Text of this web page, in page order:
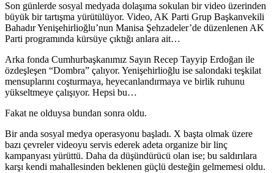
Son günlerde sosyal medyada dolaşıma sokulan bir video üzerinden
büyük bir tartışma yürütülüyor. Video, AK Parti Grup Başkanvekili
Bahadır Yenişehirlioğlu’nun Manisa Şehzadeler’de düzenlenen AK
Parti programında kürsüye çıktığı anlara ait…
Arka fonda Cumhurbaşkanımız Sayın Recep Tayyip Erdoğan ile
özdeşleşen “Dombra” çalıyor. Yenişehirlioğlu ise salondaki teşkilat
mensuplarını coşturmaya, heyecanlandırmaya ve birlik ruhunu
yükseltmeye çalışıyor. Hepsi bu…
Fakat ne olduysa bundan sonra oldu.
Bir anda sosyal medya operasyonu başladı. X başta olmak üzere
bazı çevreler videoyu servis ederek adeta organize bir linç
kampanyası yürüttü. Daha da düşündürücü olan ise; bu saldırılara
karşı kendi mahallesinden beklenen güçlü desteğin gelmemesi oldu.